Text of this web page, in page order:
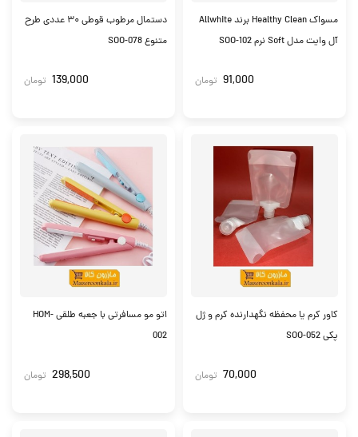
مسواک Healthy Clean برند Allwhite
آل وایت مدل Soft نرم SOO-102
91,000 تومان
دستمال مرطوب قوطی ۳۰ عددی طرح
متنوع SOO-078
139,000 تومان
کاور کرم یا محفظه نگهدارنده کرم و ژل
پکی SOO-052
70,000 تومان
اتو مو مسافرتی با جعبه طلقی HOM-
002
298,500 تومان